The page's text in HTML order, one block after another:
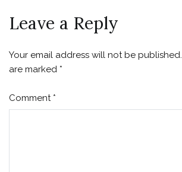
Leave a Reply
Your email address will not be published.
are marked *
Comment *